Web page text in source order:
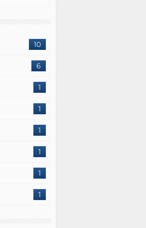
10
6
1
1
1
1
1
1